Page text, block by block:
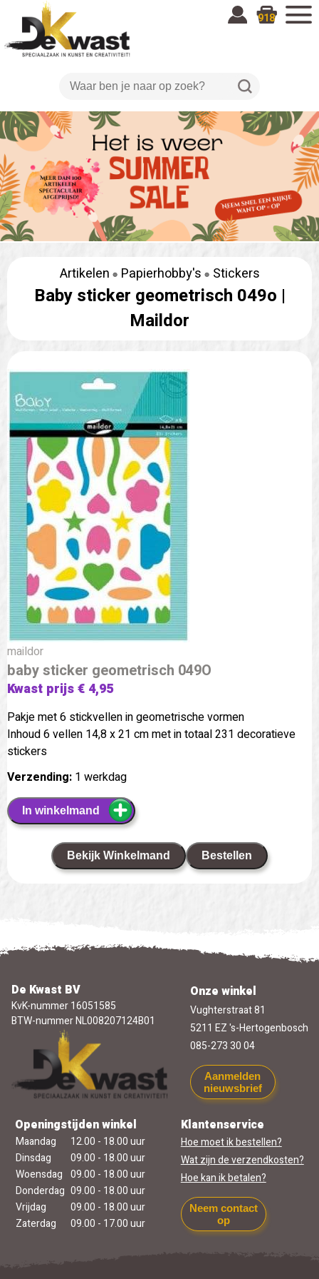
918
Artikelen Papierhobby's Stickers
Baby sticker geometrisch 049o |
Maildor
maildor
baby sticker geometrisch 049O
Kwast prijs € 4,95
Pakje met 6 stickvellen in geometrische vormen
Inhoud 6 vellen 14,8 x 21 cm met in totaal 231 decoratieve
stickers
Verzending: 1 werkdag
In winkelmand
Bekijk Winkelmand Bestellen
De Kwast BV
KvK-nummer 16051585
BTW-nummer NL008207124B01
Onze winkel
Vughterstraat 81
5211 EZ 's-Hertogenbosch
085-273 30 04
Aanmelden
nieuwsbrief
Openingstijden winkel
Maandag
12.00 - 18.00 uur
Dinsdag
09.00 - 18.00 uur
Woensdag 09.00 - 18.00 uur
Donderdag 09.00 - 18.00 uur
Vrijdag
09.00 - 18.00 uur
Zaterdag
09.00 - 17.00 uur
Klantenservice
Hoe moet ik bestellen?
Wat zijn de verzendkosten?
Hoe kan ik betalen?
Neem contact
op